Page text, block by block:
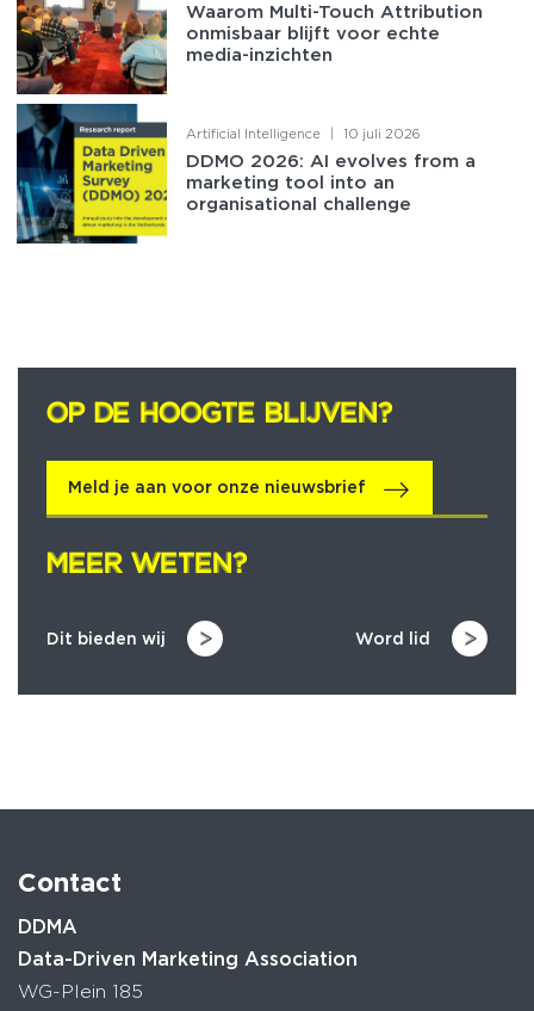
Waarom Multi-Touch Attribution
onmisbaar blijft voor echte
media-inzichten
Artificial Intelligence 10 juli 2026
DDMO 2026: AI evolves from a
marketing tool into an
organisational challenge
OP DE HOOGTE BLIJVEN?
OP DE HOOGTE BLIJVEN?
Meld je aan voor onze nieuwsbrief
MEER WETEN?
MEER WETEN?
Dit bieden wij Word lid
Contact
DDMA
Data-Driven Marketing Association
WG-Plein 185